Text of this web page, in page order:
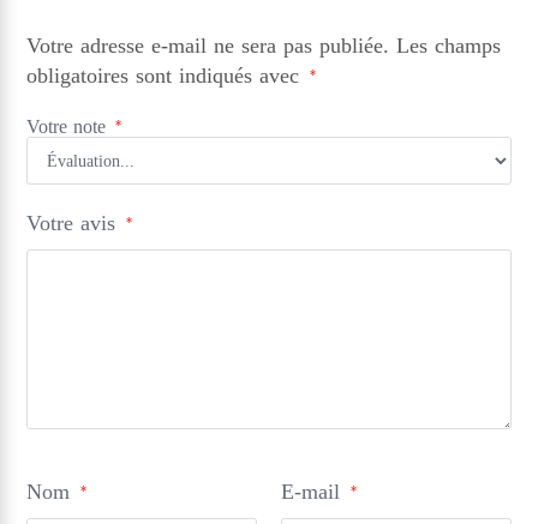
Votre adresse e-mail ne sera pas publiée. Les champs
obligatoires sont indiqués avec *
Votre note *
Votre avis *
Nom * E-mail *